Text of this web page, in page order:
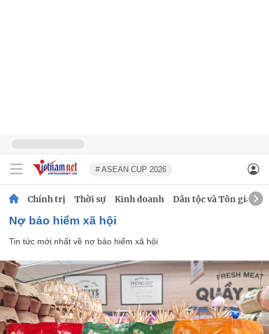
# ASEAN CUP 2026
Chính trị Thời sự Kinh doanh Dân tộc và Tôn giáo
nợ bảo hiểm xã hội
Tin tức mới nhất về nợ bảo hiểm xã hội